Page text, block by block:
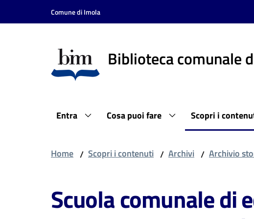
Vai al contenuto
Vai alla navigazione
Comune di Imola
Biblioteca comunale
Entra Cosa puoi fare Scopri i
Home / Scopri i contenuti / Archivi / Archivio
Scuola comunale di